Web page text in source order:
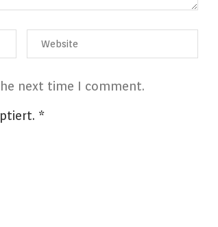
next time I comment.
*